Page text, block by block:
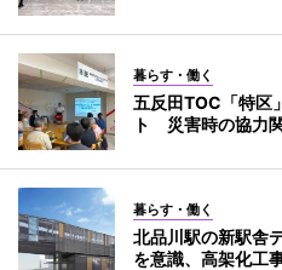
暮らす・働く
五反田TOC「特区
ト 災害時の協力
暮らす・働く
北品川駅の新駅舎
を意識、高架化工